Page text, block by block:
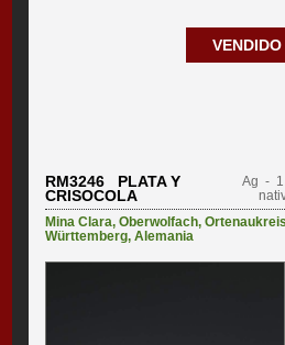
VENDIDO
RM3246 PLATA Y
CRISOCOLA
Ag -
Mina Clara,Oberwolfach,
Württemberg,Alemania